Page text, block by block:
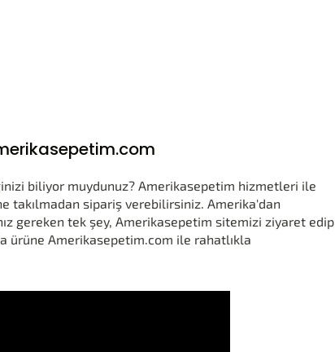
biliyor muydunuz? Amerikasepetim hizmetleri ile
sipariş verebilirsiniz. Amerika'dan
gereken tek şey, Amerikasepetim sitemizi ziyaret edip
ürüne Amerikasepetim.com ile rahatlıkla